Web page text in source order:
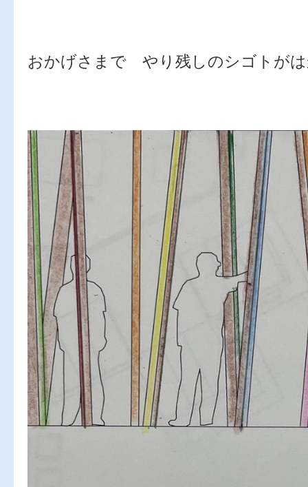
おかげさまで やり残しのシゴトが